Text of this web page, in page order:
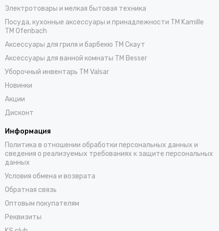
Электротовары и мелкая бытовая техника
Посуда, кухонные аксессуары и принадлежности TM Kamille
TM Ofenbach
Аксессуары для гриля и барбекю TM Скаут
Аксессуары для ванной комнаты TM Besser
Уборочный инвентарь TM Valsar
Новинки
Акции
Дисконт
Информация
Политика в отношении обработки персональных данных и
сведения о реализуемых требованиях к защите персональных
данных
Условия обмена и возврата
Обратная связь
Оптовым покупателям
Реквизиты